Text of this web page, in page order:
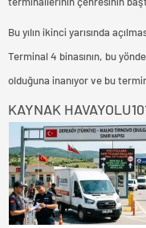
Bu yılın ikinci yarısında
Terminal 4 binasının, bu
olduğuna inanıyor ve bu
KAYNAK